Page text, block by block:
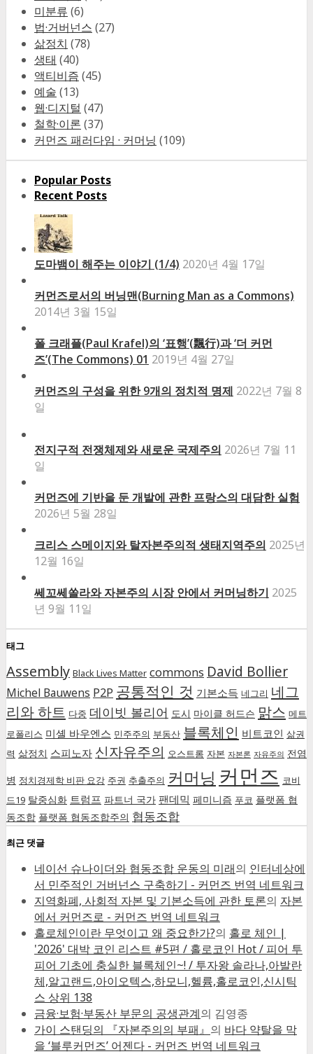
미분류 (6)
법·거버넌스 (27)
삶정치 (78)
생태 (40)
액티비즘 (45)
예술 (13)
웹·디지털 (47)
철학·이론 (37)
커먼즈 패러다임 · 커머닝 (109)
Popular Posts
Recent Posts
도마뱀이 해주는 이야기 (1/4) 2020년 4월 17일
커먼즈로서의 버닝맨(Burning Man as a Commons)
2014년 3월 15일
폴 크래플(Paul Krafel)의 ‘표행’(飄行)과 ‘더 커먼
즈’(The Commons) 01 2019년 4월 27일
커먼즈의 구성을 위한 9개의 정치적 명제 2022년 7월 8
일
전지구적 전쟁체제와 새로운 국제주의 2026년 7월 11
일
커먼즈에 기반을 둔 개발에 관한 프랑스의 대담한 실험
2026년 5월 28일
크리스 스메이지와 탈자본주의적 생태지역주의 2025년
12월 16일
쎄꼬쎄쏠라와 자본주의 시장 안에서 커머닝하기 2025
년 9월 11일
태그
Assembly Black Lives Matter commons David Bollier
Michel Bauwens P2P 공통적인 것 기본소득 네그리 네그
리와 하트 다중 데이빗 볼리어 도시 마이클 허드슨 맑스 메트
로폴리스 미셸 바우엔스 민주주의 부동산 블록체인 비트코인 삶권
력 삶정치 스피노자 신자유주의 오스트롬 자본 자본론 자유주의 전염
병 정치경제학 비판 요강 주권 추출주의 커머닝 커먼즈 코비
드19 탈중심화 트럼프 파트너 국가 팬데믹 페미니즘 푸코 플랫폼 협
동조합 플랫폼 협동조합주의 협동조합
최근 댓글
네이선 슈나이더와 협동조합 운동의 미래의 인터네상에
서 민주적인 거버넌스 구축하기 - 커먼즈 번역 네트워크
지역화폐, 사회적 자본 및 기본소득에 관한 토론의 자본
에서 커먼즈로 - 커먼즈 번역 네트워크
홀로체인이란 무엇이고 왜 중요한가?의 홀로 체인 |
'2026' 대박 코인 리스트 #5편 / 홀로코인 Hot / 피어 투
피어 기초에 충실한 블록체인~! / 투자왕 솔라나,아발란
체,알고랜드,아이오텍스,하모니,헬륨,홀로코인,신시틱
스 상위 138
금융·보험·부동산 부문의 공생관계의 김영종
가이 스탠딩의 『자본주의의 부패』 의 바다 약탈을 막
을 ‘블루커먼즈’ 어젠다 - 커먼즈 번역 네트워크